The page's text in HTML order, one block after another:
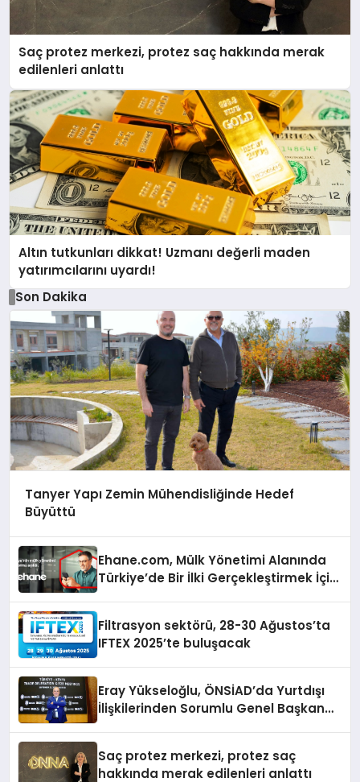
Saç protez merkezi, protez saç hakkında merak
edilenleri anlattı
Altın tutkunları dikkat! Uzmanı değerli maden
yatırımcılarını uyardı!
Son Dakika
Tanyer Yapı Zemin Mühendisliğinde Hedef
Büyüttü
Ehane.com, Mülk Yönetimi Alanında
Türkiye’de Bir İlki Gerçekleştirmek İçin
Filtrasyon sektörü, 28-30 Ağustos’ta
IFTEX 2025’te buluşacak
Eray Yükseloğlu, ÖNSİAD’da Yurtdışı
İlişkilerinden Sorumlu Genel Başkan
Saç protez merkezi, protez saç
hakkında merak edilenleri anlattı